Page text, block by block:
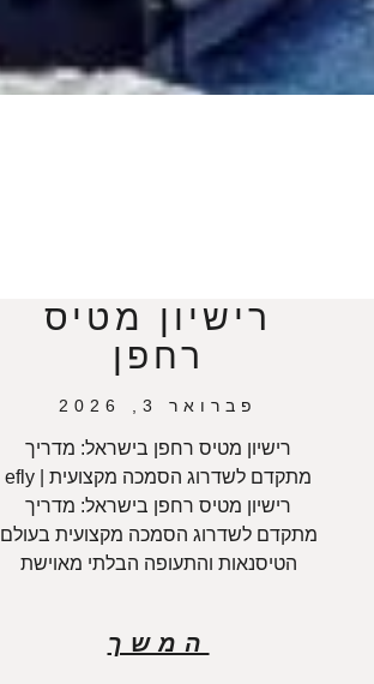
רישיון מטיס
רחפן
פברואר 3, 2026
רישיון מטיס רחפן בישראל: מדריך
מתקדם לשדרוג הסמכה מקצועית | efly
רישיון מטיס רחפן בישראל: מדריך
מתקדם לשדרוג הסמכה מקצועית בעולם
הטיסנאות והתעופה הבלתי מאוישת
המשך